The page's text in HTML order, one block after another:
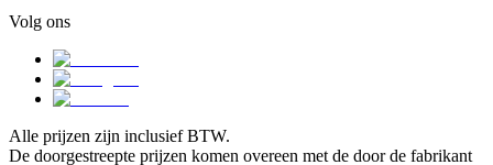
Volg ons
Alle prijzen zijn inclusief BTW.
De doorgestreepte prijzen komen overeen met de door de fabrikant